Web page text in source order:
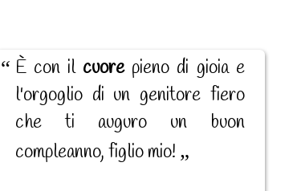
È con il cuorepieno di gioia e
l'orgoglio di un genitore fiero
che ti auguro un buon
compleanno, figlio mio!